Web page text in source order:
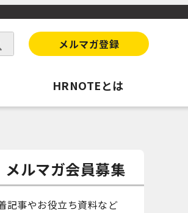
メルマガ登録
HRNOTEとは
メルマガ会員募集
記事やお役立ち資料など